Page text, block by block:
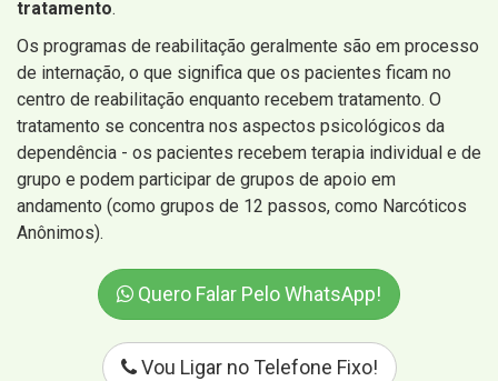
tratamento.
Os programas de reabilitação geralmente são em processo
de internação, o que significa que os pacientes ficam no
centro de reabilitação enquanto recebem tratamento. O
tratamento se concentra nos aspectos psicológicos da
dependência - os pacientes recebem terapia individual e de
grupo e podem participar de grupos de apoio em
andamento (como grupos de 12 passos, como Narcóticos
Anônimos).
Quero Falar Pelo WhatsApp!
Vou Ligar no Telefone Fixo!